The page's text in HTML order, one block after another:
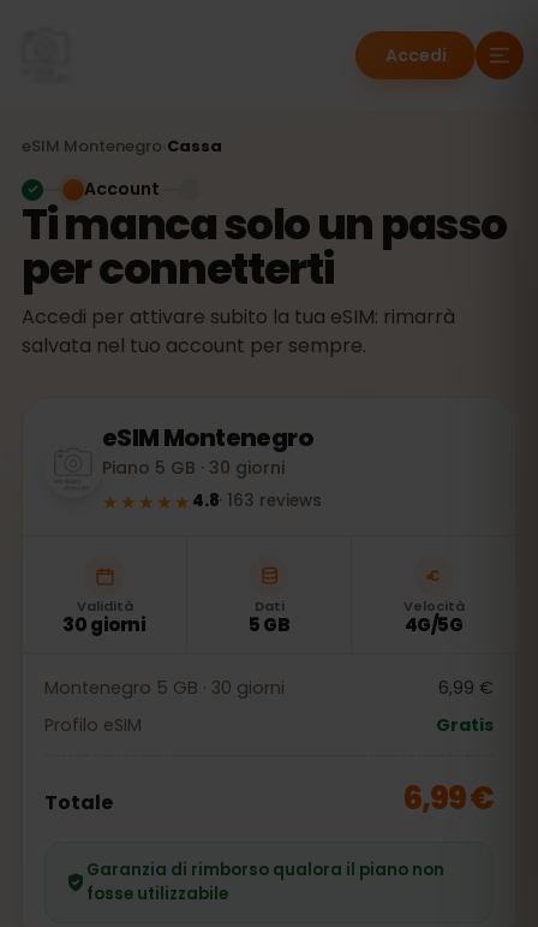
Accedi
eSIM Montenegro Cassa
Ti manca solo un passo
per connetterti
Accedi per attivare subito la tua eSIM: rimarrà
salvata nel tuo account per sempre.
Account
eSIMMontenegro
Piano 5 GB · 30 giorni
★★★★★ 4.8· 163 reviews
Validità
30 giorni
Dati
5 GB
Velocità
4G/5G
Montenegro 5 GB · 30 giorni
6,99 €
Profilo eSIM
Gratis
Totale 6,99 €
Garanzia di rimborso qualora il piano non
fosse utilizzabile